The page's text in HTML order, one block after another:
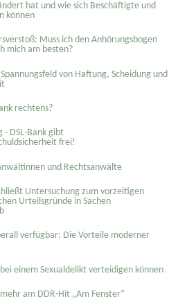
hat und wie sich Beschäftigte und
können
Muss ich den Anhörungsbogen
mich am besten?
von Haftung, Scheidung und
rechtens?
- DSL-Bank gibt
frei!
und Rechtsanwälte
Untersuchung zum vorzeitigen
Urteilsgründe in Sachen
verfügbar: Die Vorteile moderner
einem Sexual­delikt verteidigen können
am DDR-Hit „Am Fenster“